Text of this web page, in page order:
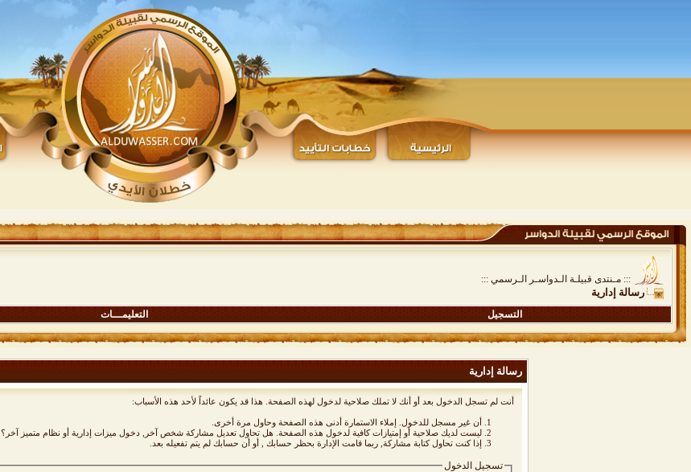
::: مـنتدى قبيلـة الـدواسـر الـرسمي :::
رسالة إدارية
التسجيل التعليمـــات
رسالة إدارية
أنت لم تسجل الدخول بعد أو أنك لا تملك صلاحية لدخول لهذه الصفحة. هذا قد يكون عائداً لأحد هذه الأسباب:
أن غير مسجل للدخول. إملاء الاستمارة أدنى هذه الصفحة وحاول مرة أخرى.
ليست لديك صلاحية أو إمتيازات كافية لدخول هذه الصفحة. هل تحاول تعديل مشاركة شخص آخر, دخول ميزات إدارية أو نظام متميز آخر؟
إذا كنت تحاول كتابة مشاركة, ربما قامت الإدارة بحظر حسابك , أو أن حسابك لم يتم تفعيله بعد.
تسجيل الدخول